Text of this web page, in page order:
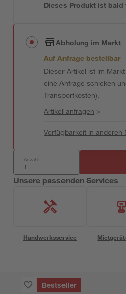
Dieses Produkt ist bald
Abholung im Markt
Auf Anfrage bestellbar
Dieser Artikel ist im
eine Anfrage schicken
Transportkosten).
Artikel anfragen >
Verfügbarkeit in anderen
Anzahl:
Unsere passenden Services
Handwerksservice
Bestseller